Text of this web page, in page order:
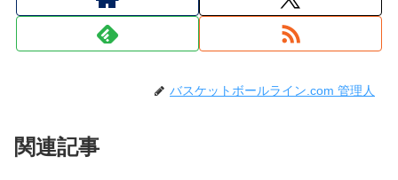
バスケットボールライン.com 管理人
関連記事